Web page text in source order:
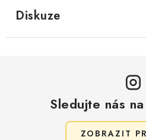
Diskuze
Sledujte nás
ZOBRAZIT